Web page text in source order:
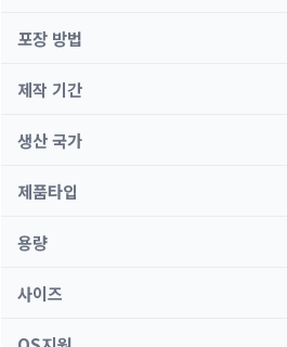
포장 방법
제작 기간
생산 국가
제품타입
용량
사이즈